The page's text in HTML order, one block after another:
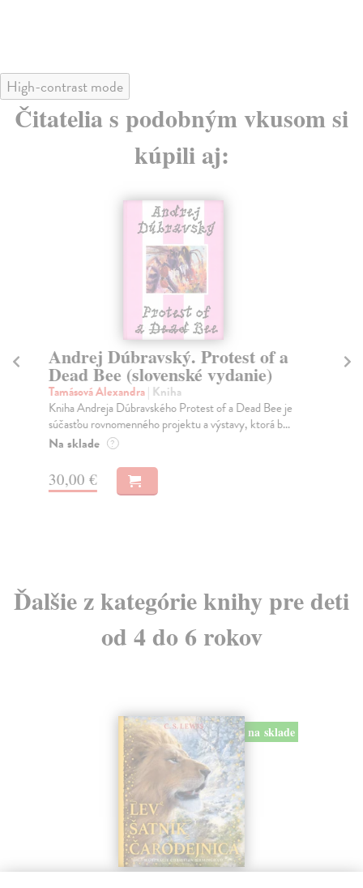
High-contrast mode
Čitatelia s podobným vkusom si
kúpili aj:
Andrej Dúbravský. Protest of a
Dead Bee (slovenské vydanie)
Tamásová Alexandra| Kniha
Kniha Andreja Dúbravského Protest of a Dead Bee je
súčasťou rovnomenného projektu a výstavy, ktorá b...
Na sklade ?
30,00 €
Ďalšie z kategórie knihy pre deti
od 4 do 6 rokov
na sklade